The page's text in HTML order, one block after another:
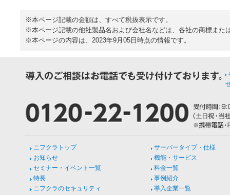
※本ページ記載の金額は、すべて税抜表示です。
※本ページ記載の他社製品名および会社名などは、各社の商標また
※本ページの内容は、2023年9月05日時点の情報です。
ニフクラトップ
お知らせ
セミナー・イベント一覧
特長
ニフクラのセキュリティ
サーバータイプ・仕様
機能・サービス
料金一覧
事例紹介
導入企業一覧